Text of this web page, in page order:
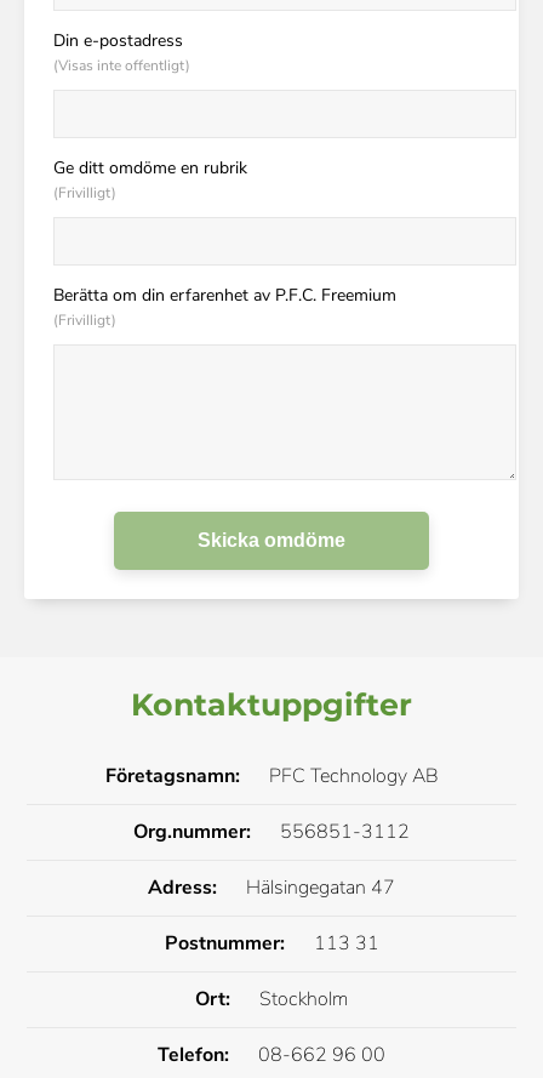
Din e-postadress
(Visas inte offentligt)
Ge ditt omdöme en rubrik
(Frivilligt)
Berätta om din erfarenhet av P.F.C. Freemium
(Frivilligt)
Skicka omdöme
Kontaktuppgifter
Företagsnamn: PFC Technology AB
Org.nummer: 556851-3112
Adress: Hälsingegatan 47
Postnummer: 113 31
Ort: Stockholm
Telefon: 08-662 96 00